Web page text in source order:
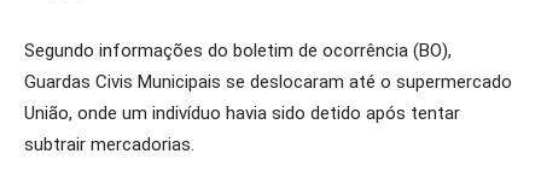
Segundo informações do boletim de ocorrência (BO),
Guardas Civis Municipais se deslocaram até o supermercado
União, onde um indivíduo havia sido detido após tentar
subtrair mercadorias.